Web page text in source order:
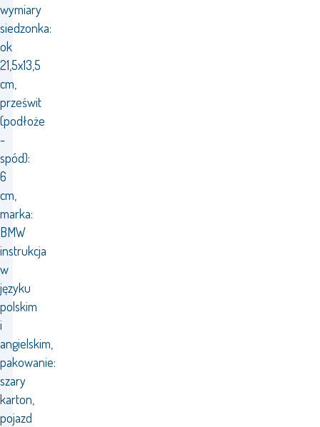
wymiary
siedzonka:
ok
21,5x13,5
cm,
prześwit
(podłoże
-
spód):
6
cm,
marka:
BMW
instrukcja
w
języku
polskim
i
angielskim,
pakowanie:
szary
karton,
pojazd